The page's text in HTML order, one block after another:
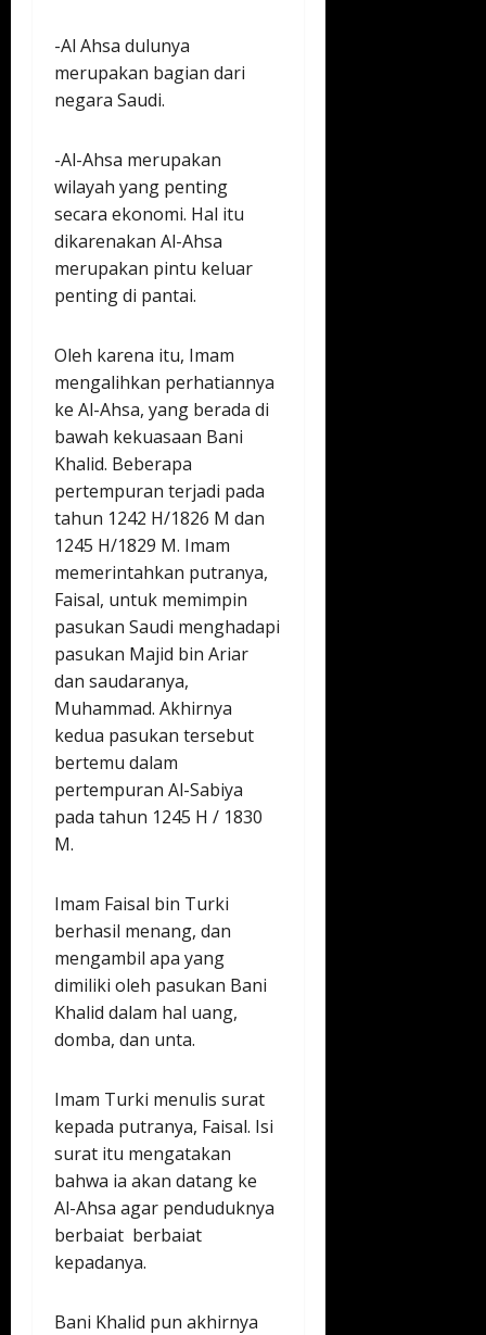
-Al Ahsa dulunya
merupakan bagian dari
negara Saudi.
-Al-Ahsa merupakan
wilayah yang penting
secara ekonomi. Hal itu
dikarenakan Al-Ahsa
merupakan pintu keluar
penting di pantai.
Oleh karena itu, Imam
mengalihkan perhatiannya
ke Al-Ahsa, yang berada di
bawah kekuasaan Bani
Khalid. Beberapa
pertempuran terjadi pada
tahun 1242 H/1826 M dan
1245 H/1829 M. Imam
memerintahkan putranya,
Faisal, untuk memimpin
pasukan Saudi menghadapi
pasukan Majid bin Ariar
dan saudaranya,
Muhammad. Akhirnya
kedua pasukan tersebut
bertemu dalam
pertempuran Al-Sabiya
pada tahun 1245 H / 1830
M.
Imam Faisal bin Turki
berhasil menang, dan
mengambil apa yang
dimiliki oleh pasukan Bani
Khalid dalam hal uang,
domba, dan unta.
Imam Turki menulis surat
kepada putranya, Faisal. Isi
surat itu mengatakan
bahwa ia akan datang ke
Al-Ahsa agar penduduknya
berbaiat berbaiat
kepadanya.
Bani Khalid pun akhirnya